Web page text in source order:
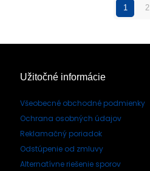
1 2
Užitočné informácie
Všeobecné obchodné podmienky
Ochrana osobných údajov
Reklamačný poriadok
Odstúpenie od zmluvy
Alternatívne riešenie sporov